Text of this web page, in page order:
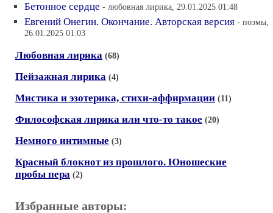
Бетонное сердце - любовная лирика, 29.01.2025 01:48
Евгений Онегин. Окончание. Авторская версия - поэмы,
26.01.2025 01:03
Любовная лирика (68)
Пейзажная лирика (4)
Мистика и эзотерика, стихи-аффирмации (11)
Философская лирика или что-то такое (20)
Немного интимные (3)
Красный блокнот из прошлого. Юношеские
пробы пера (2)
Избранные авторы: